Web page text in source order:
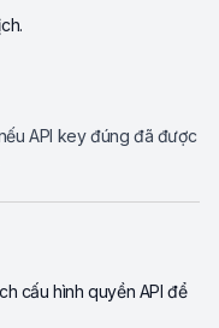
API key đúng đã được
cấu hình quyền API để